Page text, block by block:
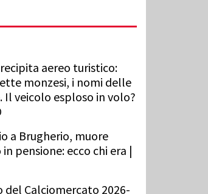
aereo turistico:
monzesi, i nomi delle
Il veicolo esploso in volo?
a Brugherio, muore
pensione: ecco chi era |
del Calciomercato 2026-